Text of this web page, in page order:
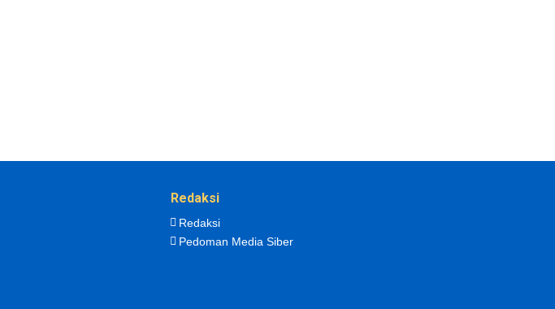
Redaksi
Redaksi
Pedoman Media Siber